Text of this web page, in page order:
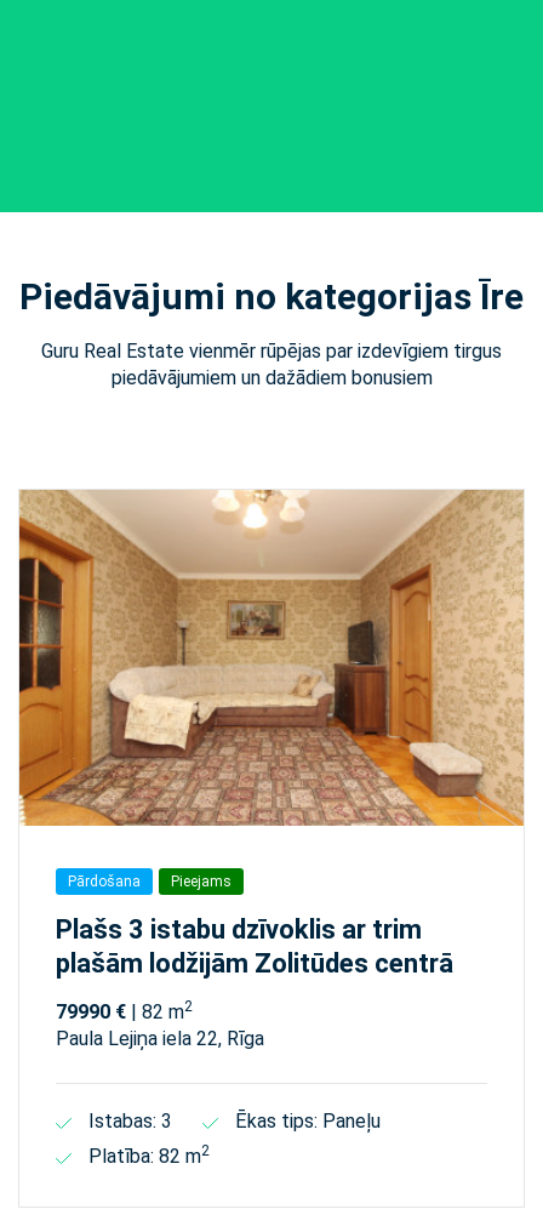
Piedāvājumi no kategorijas Īre
Guru Real Estate vienmēr rūpējas par izdevīgiem tirgus
piedāvājumiem un dažādiem bonusiem
Pārdošana Pieejams
Plašs 3 istabu dzīvoklis ar trim
plašām lodžijām Zolitūdes centrā
79990 € | 82 m2
Paula Lejiņa iela 22, Rīga
Istabas: 3
Ēkas tips: Paneļu
Platība: 82 m2